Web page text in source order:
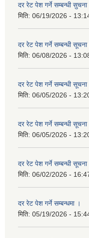
दर रेट पेश गर्ने सम्बन्धी सुचना
मिति: 06/19/2026 -
दर रेट पेश गर्ने सम्बन्धी
मिति: 06/08/2026 -
दर रेट पेश गर्ने सम्बन्धी सूचना
मिति: 06/05/2026 -
दर रेट पेश गर्ने सम्बन्धी सूचना
मिति: 06/05/2026 -
दर रेट पेश गर्ने सम्बन्धी सूचना
मिति: 06/02/2026 -
दर रेट पेश गर्ने सम्बन्धमा ।
मिति: 05/19/2026 -